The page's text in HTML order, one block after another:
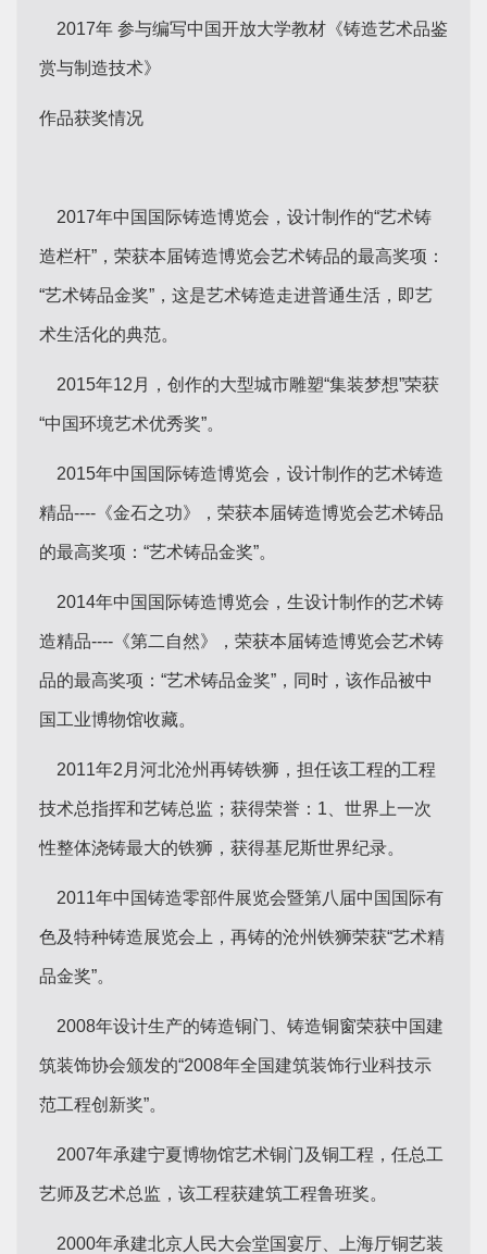
2017年 参与编写中国开放大学教材《铸造艺术品鉴
赏与制造技术》
作品获奖情况
2017年中国国际铸造博览会，设计制作的“艺术铸
造栏杆”，荣获本届铸造博览会艺术铸品的最高奖项：
“艺术铸品金奖”，这是艺术铸造走进普通生活，即艺
术生活化的典范。
2015年12月，创作的大型城市雕塑“集装梦想”荣获
“中国环境艺术优秀奖”。
2015年中国国际铸造博览会，设计制作的艺术铸造
精品----《金石之功》，荣获本届铸造博览会艺术铸品
的最高奖项：“艺术铸品金奖”。
2014年中国国际铸造博览会，生设计制作的艺术铸
造精品----《第二自然》，荣获本届铸造博览会艺术铸
品的最高奖项：“艺术铸品金奖”，同时，该作品被中
国工业博物馆收藏。
2011年2月河北沧州再铸铁狮，担任该工程的工程
技术总指挥和艺铸总监；获得荣誉：1、世界上一次
性整体浇铸最大的铁狮，获得基尼斯世界纪录。
2011年中国铸造零部件展览会暨第八届中国国际有
色及特种铸造展览会上，再铸的沧州铁狮荣获“艺术精
品金奖”。
2008年设计生产的铸造铜门、铸造铜窗荣获中国建
筑装饰协会颁发的“2008年全国建筑装饰行业科技示
范工程创新奖”。
2007年承建宁夏博物馆艺术铜门及铜工程，任总工
艺师及艺术总监，该工程获建筑工程鲁班奖。
2000年承建北京人民大会堂国宴厅、上海厅铜艺装